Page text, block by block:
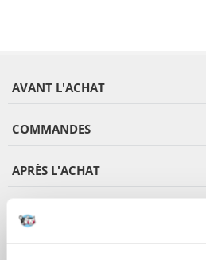
AVANT L'ACHAT
COMMANDES
APRÈS L'ACHAT
APPRENEZ À NOUS CONNAÎTRE